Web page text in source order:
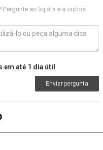
ao lojista e a outros
em até 1 dia útil
Enviar pergunta